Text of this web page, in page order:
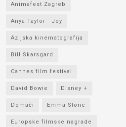
Animafest Zagreb
Anya Taylor - Joy
Azijska kinematografija
Bill Skarsgard
Cannes film festival
David Bowie Disney +
Domaći Emma Stone
Europske filmske nagrade